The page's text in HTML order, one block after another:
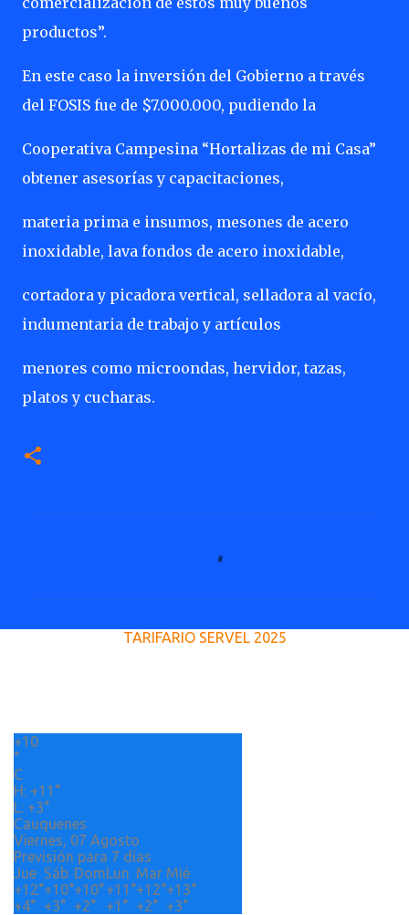
productos”.
En este caso la inversión del Gobierno a través
del FOSIS fue de $7.000.000, pudiendo la
Cooperativa Campesina “Hortalizas de mi Casa”
obtener asesorías y capacitaciones,
materia prima e insumos, mesones de acero
inoxidable, lava fondos de acero inoxidable,
cortadora y picadora vertical, selladora al vacío,
indumentaria de trabajo y artículos
menores como microondas, hervidor, tazas,
platos y cucharas.
i
s
TARIFARIO SERVEL 2025
+10
°
C
H: +11°
L: +3°
Cauquenes
Viernes, 07 Agosto
Previsión para 7 días
Jue Sáb DomLun Mar Mié
+12°+10°+10°+11°+12°+13°
+4° +3° +2° +1° +2° +3°